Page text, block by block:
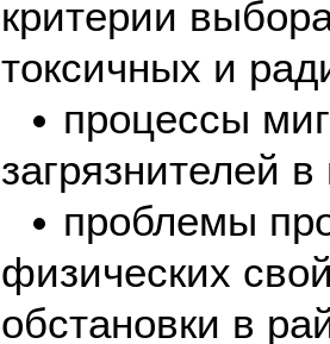
критерии
токсичных и
процессы
загрязнителей
проблемы
физических
обстановки в